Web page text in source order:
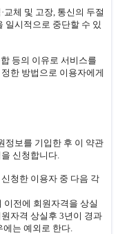
체 및 고장, 통신의 두절
일시적으로 중단할 수 있
등의 이유로 서비스를
한 방법으로 이용자에게
정보를 기입한 후 이 약관
신청합니다.
청한 이용자 중 다음 각
이전에 회원자격을 상실
자격 상실후 3년이 경과
에는 예외로 한다.